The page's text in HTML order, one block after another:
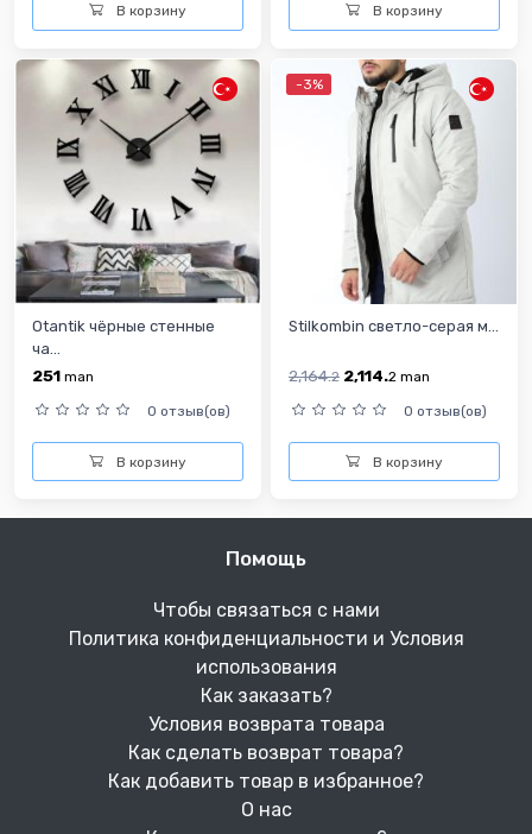
В корзину В корзину
Otantik чёрные стенные
ча...
251 man
0 отзыв(ов)
В корзину
-3%
Stilkombin cветло-серая м...
2,164.2 2,114.2 man
0 отзыв(ов)
В корзину
Помощь
Чтобы связаться с нами
Политика конфиденциальности и Условия
использования
Как заказать?
Условия возврата товара
Как сделать возврат товара?
Как добавить товар в избранное?
О нас